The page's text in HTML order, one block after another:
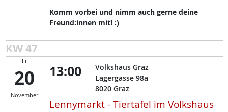
Komm vorbei und nimm auch gerne deine
Freund:innen mit! :)
KW 47
Fr
20
November
13:00
Volkshaus Graz
Lagergasse 98a
8020 Graz
Lennymarkt - Tiertafel im Volkshaus